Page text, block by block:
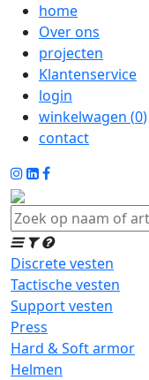
home
Over ons
projecten
Klantenservice
login
winkelwagen (0)
contact
Discrete vesten
Tactische vesten
Support vesten
Press
Hard & Soft armor
Helmen